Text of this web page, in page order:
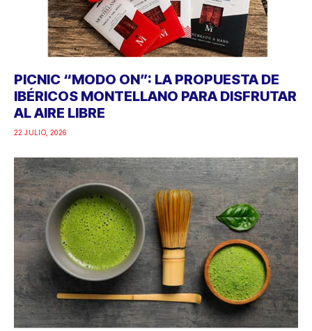
PICNIC “MODO ON”: LA PROPUESTA DE
IBÉRICOS MONTELLANO PARA DISFRUTAR
AL AIRE LIBRE
22 JULIO, 2026